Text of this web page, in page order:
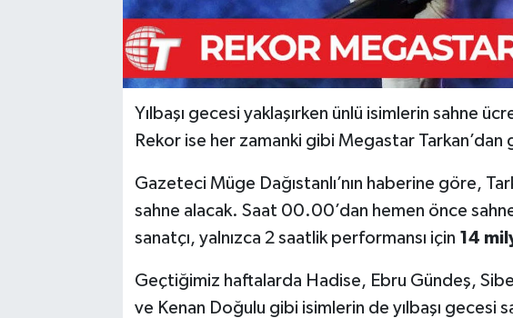
Yılbaşı gecesi yaklaşırken ünlü isimlerin sahne
Rekor ise her zamanki gibi Megastar Tarkan’dan
Gazeteci Müge Dağıstanlı’nın haberine göre,
sahne alacak. Saat 00.00’dan hemen önce
sanatçı, yalnızca 2 saatlik performansı için 14
Geçtiğimiz haftalarda Hadise, Ebru Gündeş,
ve Kenan Doğulu gibi isimlerin de yılbaşı gecesi